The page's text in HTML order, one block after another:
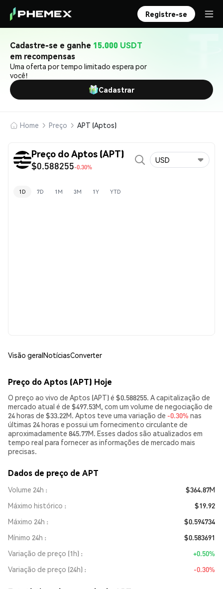
Registre-se
Cadastre-se e ganhe 15.000 USDT
em recompensas
Uma oferta por tempo limitado espera por
você!
Cadastrar
Home Preço APT (Aptos)
Preço do Aptos (APT)
$0.588255-0.30%
USD
1D 7D 1M 3M 1Y YTD
Visão geralNotíciasConverter
Preço do Aptos (APT) Hoje
O preço ao vivo de Aptos (APT) é $0.588255. A capitalização de
mercado atual é de $497.53M, com um volume de negociação de
24 horas de $33.22M. Aptos teve uma variação de -0.30% nas
últimas 24 horas e possui um fornecimento circulante de
aproximadamente 845.77M. Esses dados são atualizados em
tempo real para fornecer as informações de mercado mais
precisas.
Dados de preço de APT
Volume 24h
$364.87M
Máximo histórico
$19.92
Máximo 24h
$0.594734
Mínimo 24h
$0.583691
Variação de preço (1h)
+0.50%
Variação de preço (24h)
-0.30%